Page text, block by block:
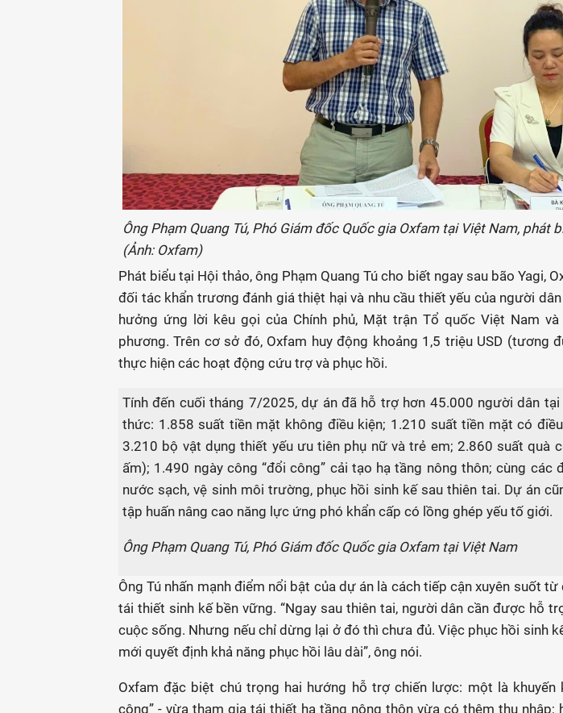
Ông Phạm Quang Tú, Phó Giám đốc Quốc gia Oxfam tại Việt Nam, phát
(Ảnh: Oxfam)
Phát biểu tại Hội thảo, ông Phạm Quang Tú cho biết ngay sau bão Yagi,
đối tác khẩn trương đánh giá thiệt hại và nhu cầu thiết yếu của người
hưởng ứng lời kêu gọi của Chính phủ, Mặt trận Tổ quốc Việt Nam
phương. Trên cơ sở đó, Oxfam huy động khoảng 1,5 triệu USD (tương
thực hiện các hoạt động cứu trợ và phục hồi.
Tính đến cuối tháng 7/2025, dự án đã hỗ trợ hơn 45.000 người dân tại
thức: 1.858 suất tiền mặt không điều kiện; 1.210 suất tiền mặt có
3.210 bộ vật dụng thiết yếu ưu tiên phụ nữ và trẻ em; 2.860 suất quà
ấm); 1.490 ngày công “đổi công” cải tạo hạ tầng nông thôn; cùng các
nước sạch, vệ sinh môi trường, phục hồi sinh kế sau thiên tai. Dự án
tập huấn nâng cao năng lực ứng phó khẩn cấp có lồng ghép yếu tố giới.
Ông Phạm Quang Tú, Phó Giám đốc Quốc gia Oxfam tại Việt Nam
Ông Tú nhấn mạnh điểm nổi bật của dự án là cách tiếp cận xuyên suốt
tái thiết sinh kế bền vững. “Ngay sau thiên tai, người dân cần được hỗ
cuộc sống. Nhưng nếu chỉ dừng lại ở đó thì chưa đủ. Việc phục hồi sinh
mới quyết định khả năng phục hồi lâu dài”, ông nói.
Oxfam đặc biệt chú trọng hai hướng hỗ trợ chiến lược: một là khuyến
công” - vừa tham gia tái thiết hạ tầng nông thôn vừa có thêm thu nhập;